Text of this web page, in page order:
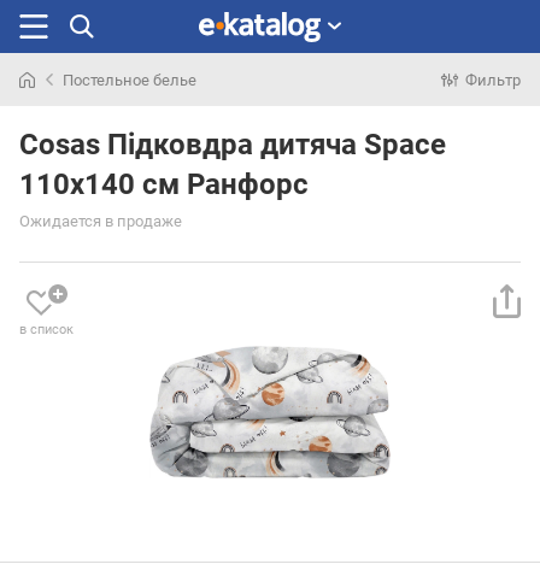
раньше
Постельное белье Фильтр
Cosas Підковдра дитяча Space
110x140 см Ранфорс
Ожидается в продаже
в список